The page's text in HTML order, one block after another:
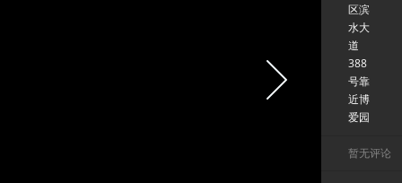
区滨
水大
道
388
号靠
近博
爱园
暂无评论